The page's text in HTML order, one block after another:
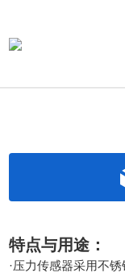
特点与用途：
·压力传感器采用不